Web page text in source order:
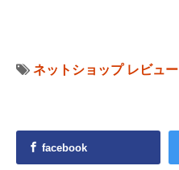
ネットショップ レビュー
facebook